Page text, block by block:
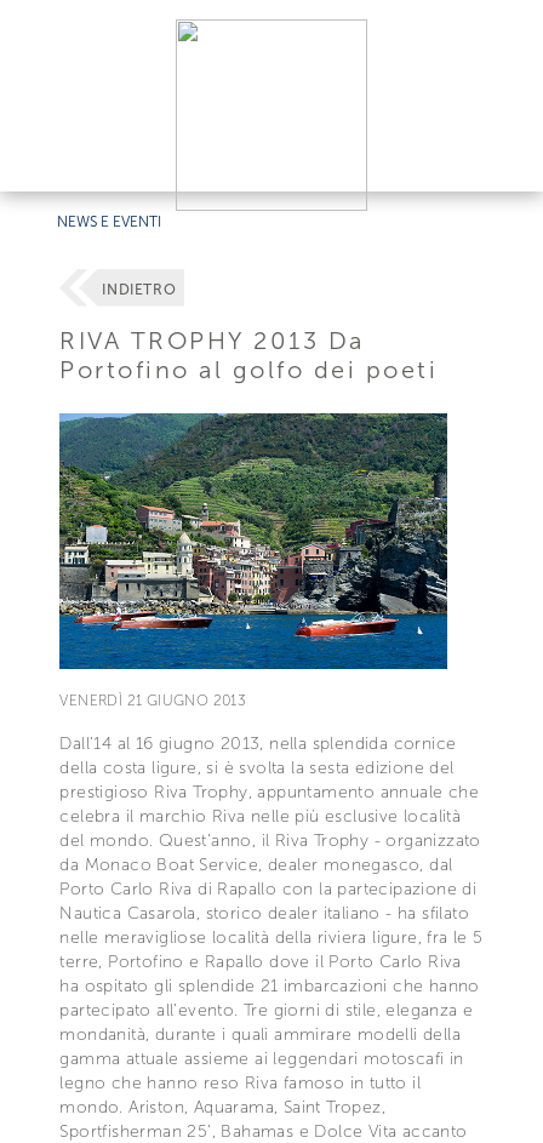
NEWS E EVENTI
INDIETRO
RIVA TROPHY 2013 Da
Portofino al golfo dei poeti
VENERDÌ 21 GIUGNO 2013
Dall’14 al 16 giugno 2013, nella splendida cornice
della costa ligure, si è svolta la sesta edizione del
prestigioso Riva Trophy, appuntamento annuale che
celebra il marchio Riva nelle più esclusive località
del mondo. Quest’anno, il Riva Trophy - organizzato
da Monaco Boat Service, dealer monegasco, dal
Porto Carlo Riva di Rapallo con la partecipazione di
Nautica Casarola, storico dealer italiano - ha sfilato
nelle meravigliose località della riviera ligure, fra le 5
terre, Portofino e Rapallo dove il Porto Carlo Riva
ha ospitato gli splendide 21 imbarcazioni che hanno
partecipato all’evento. Tre giorni di stile, eleganza e
mondanità, durante i quali ammirare modelli della
gamma attuale assieme ai leggendari motoscafi in
legno che hanno reso Riva famoso in tutto il
mondo. Ariston, Aquarama, Saint Tropez,
Sportfisherman 25’, Bahamas e Dolce Vita accanto